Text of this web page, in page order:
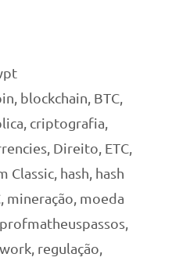
blockchain BTC,
criptografia
Direito ETC
Classic hash hash
mineração moeda
profmatheuspassos
regulação